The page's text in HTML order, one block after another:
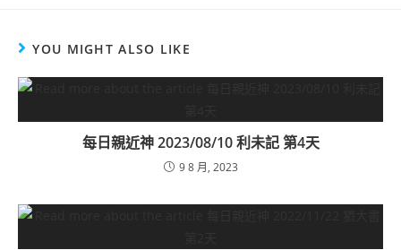
YOU MIGHT ALSO LIKE
每日親近神 2023/08/10 利未記 第4天
9 8 月, 2023